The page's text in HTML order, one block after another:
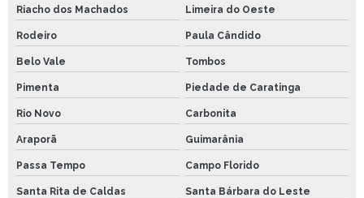
Riacho dos Machados Limeira do Oeste
Rodeiro Paula Cândido
Belo Vale Tombos
Pimenta Piedade de Caratinga
Rio Novo Carbonita
Araporã Guimarânia
Passa Tempo Campo Florido
Santa Rita de Caldas Santa Bárbara do Leste